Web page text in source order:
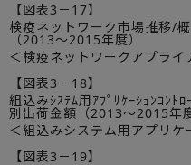
【図表3－17】
検疫ネットワーク市場推移/
（2013～2015年度）
＜検疫ネットワークアプラ
【図表3－18】
組込みｼｽﾃﾑ用ｱﾌﾟﾘｹｰｼｮﾝｺﾝﾄ
別出荷金額（2013～2015年
＜組込みシステム用アプリ
【図表3－19】